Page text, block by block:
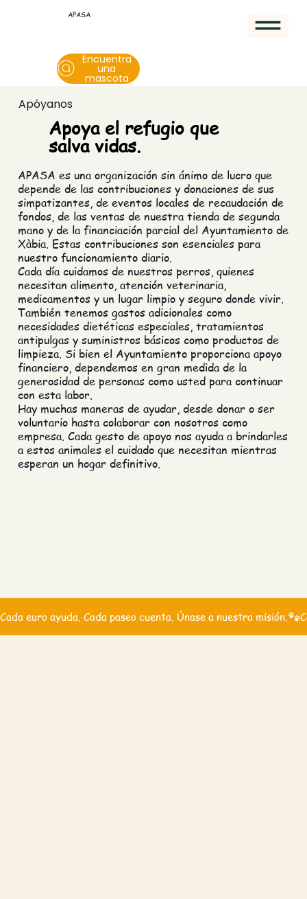
APASA
Encuentra
una
mascota
Apóyanos
Apoya el refugio que
salva vidas.
APASA es una organización sin ánimo de lucro que
depende de las contribuciones y donaciones de sus
simpatizantes, de eventos locales de recaudación de
fondos, de las ventas de nuestra tienda de segunda
mano y de la financiación parcial del Ayuntamiento de
Xàbia. Estas contribuciones son esenciales para
nuestro funcionamiento diario.
Cada día cuidamos de nuestros perros, quienes
necesitan alimento, atención veterinaria,
medicamentos y un lugar limpio y seguro donde vivir.
También tenemos gastos adicionales como
necesidades dietéticas especiales, tratamientos
antipulgas y suministros básicos como productos de
limpieza. Si bien el Ayuntamiento proporciona apoyo
financiero, dependemos en gran medida de la
generosidad de personas como usted para continuar
con esta labor.
Hay muchas maneras de ayudar, desde donar o ser
voluntario hasta colaborar con nosotros como
empresa. Cada gesto de apoyo nos ayuda a brindarles
a estos animales el cuidado que necesitan mientras
esperan un hogar definitivo.
Cada euro ayuda. Cada paseo cuenta. Únase a nuestra misión.